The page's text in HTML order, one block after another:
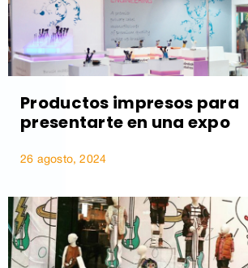
Productos impresos para
presentarte en una expo
26 agosto, 2024